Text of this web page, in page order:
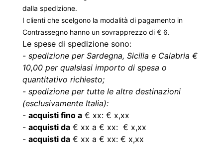
dalla spedizione.
I clienti che scelgono la modalità di pagamento in
Contrassegno hanno un sovrapprezzo di € 6.
Le spese di spedizione sono:
- spedizione per Sardegna, Sicilia e Calabria €
10,00 per qualsiasi importo di spesa o
quantitativo richiesto;
- spedizione per tutte le altre destinazioni
(esclusivamente Italia):
- acquisti fino a € xx: € x,xx
- acquisti da € xx a € xx: € x,xx
- acquisti da € xx a € xx: € x,xx